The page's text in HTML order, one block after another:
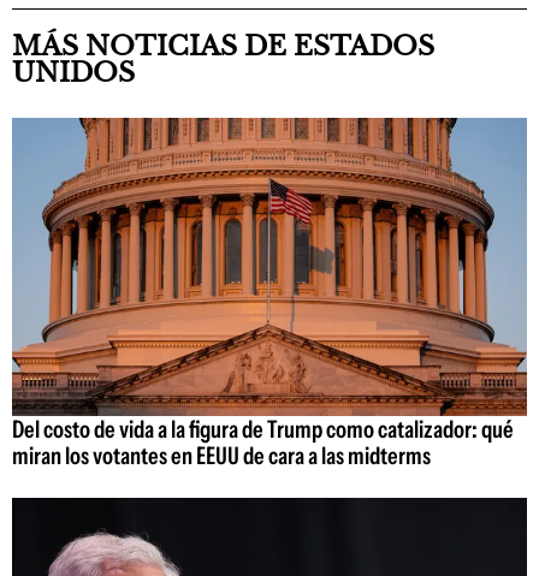
MÁS NOTICIAS DE ESTADOS
UNIDOS
Del costo de vida a la figura de Trump como catalizador: qué
miran los votantes en EEUU de cara a las midterms